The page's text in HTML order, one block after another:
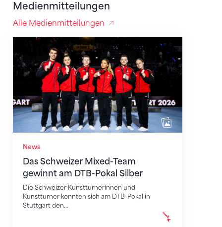
Medienmitteilungen
Alle Medienmitteilungen
News
Das Schweizer Mixed-Team
gewinnt am DTB-Pokal Silber
Die Schweizer Kunstturnerinnen und
Kunstturner konnten sich am DTB-Pokal in
Stuttgart den…
Das Schweizer Mixed-Team gewinnt am DTB-Pokal